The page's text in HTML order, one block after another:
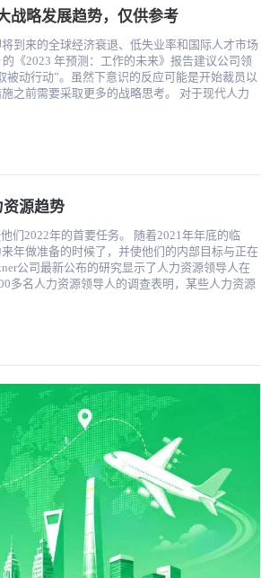
渠道，因为目前的经理人渠道允许那些没有做好
可以从根本上重塑下一个管理职位的人选。人力
妨碍合格专业人士开展工作的流程障碍方面进行
发现，自 2020 年以来，管理者协助员工完成工
效，就必须重视管理者的发展。 组织文化
对组织的成功至关重要。"2023 年，你的工作场
作之间联系减弱的罪魁祸首，许多其他公司似
，使员工与文化保持一致和联系。报告分析了当
其提升43%，并在2024年人力资源趋势的清单中
技术成为优先事项 我们
紧跟技术进步所带来的好处和挑战。人工智能无
如果在未来 12-24 个月内不能在其结构和系统中
领域的一些困难和风险，强调了不兼容的人力资
、安全漏洞，以及在没有做好准备的情况下匆忙
劳的员工，其留任意愿下降了 42%，信任度降低
建议，如果企业希望其变
变革计划中。他们建议，企业不仅要发现和解决
和内部流动将重塑
内部拥有明确的发展道路可以建立他们对企业本
的人力资源领导者认为，对于许多员工来说，
明大多数组织在发展和扩张的过程中都没有考
许多求职者以各种不同的方式开始自己的职业生
通常情况下，跳槽到一家新公司是唯一能让他们
细致入微的检查，提取细微的含义、情感和意
简化客户服务互动，促进量身定制内容的创建。
与常规不同的异常情况或模式，从而发现潜在的
步的非法活动。 2. 领导者如何利用
面发挥着关键作用。领导者和高管需要采取积极
才招聘和发展、与外部实体合作，以及认真考虑
人工智能计划来加强决策： 2.1 制定愿景
时，沟通是最重要的，它可以促进利益相关者的
确保组织拥有必要的技术基础设施。这通常涉及
金来培育和推动人工智能项目作为长期投资，具
最新的人工智能趋势和创新，使组织处于进步的
2.4 解决伦理问题 人工智能的
，需要领导者保持警惕。要确保负责任地开发和
近围绕人工智能驱动的
德问题的迫切需要。领导者必须把握偏见和道德
革。与利益相关者的持续对话以及全面的培训和
在特斯拉的领导力提供
培训计划，马斯克确保了员工适应人工智能自动
战略发展趋势，仅供参考
到来的全球经济衰退、低失业率和国际人才市场
动行动”。虽然下意识的反应可能是开始裁员以
采取更多的战略思考。 对于现代人力
自然的。根据最近的研究，60%的专业人士将工
导者
管理策略至关重要。 2. 提高劳动力的
至关重要。在招聘中投入更多资金可能不是找到
企业所需的特定技能组合。 相反，发展
、多领域知识和技能共享计划。利用组织多样
对通货膨胀，没有什么比加
说，更具成本效益的薪酬提升可以帮助抵消人才
: 提供免费或补贴的健康应用
有助于减轻压力和倦怠，让人们感到新鲜和高
的领导力 Gartner 对
导者和经理的工作效率是60%的人力资源领导
导者表示，他们的领导力发展方法没有让领导者
资源趋势
们2022年的首要任务。 随着2021年年底的临
年做准备的时候了，并使他们的内部目标与正在
多名人力资源领导人的调查表明，某些人力资源
多情况下，
字技能的关注。获得海外人才的机会有限，也促
不再能够利用这些人才了。 "在规划三到
需要的技能并不能很好地打包到他们当前的角色
不是 "必须的选择"。 他补充说，提高
能，而是要确定当前的技能在未来几年可能是多
就有一个是
、重
如何发展员工的数字技能
章。 人力资源趋势2：组织设计